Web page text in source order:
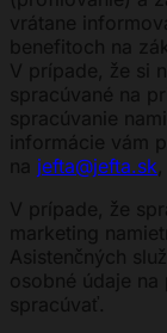
vrátane
benefitoch na
V prípade, že si
spracúvané na
spracúvanie
informácie vám
na jefta@jefta.sk
V prípade, že
marketing
Asistenčných
osobné údaje na
spracúvať.